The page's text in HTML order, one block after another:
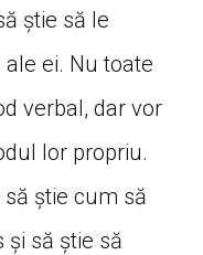
știe să le
ei. Nu toate
verbal, dar vor
lor propriu.
știe cum să
și să știe să